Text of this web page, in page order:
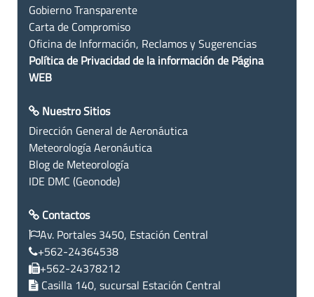
Gobierno Transparente
Carta de Compromiso
Oficina de Información, Reclamos y Sugerencias
Política de Privacidad de la información de Página
WEB
Nuestro Sitios
Dirección General de Aeronáutica
Meteorología Aeronáutica
Blog de Meteorología
IDE DMC (Geonode)
Contactos
Av. Portales 3450, Estación Central
+562-24364538
+562-24378212
Casilla 140, sucursal Estación Central